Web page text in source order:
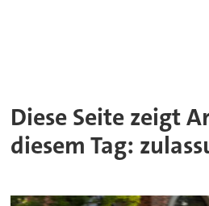
Diese Seite zeigt
diesem Tag: